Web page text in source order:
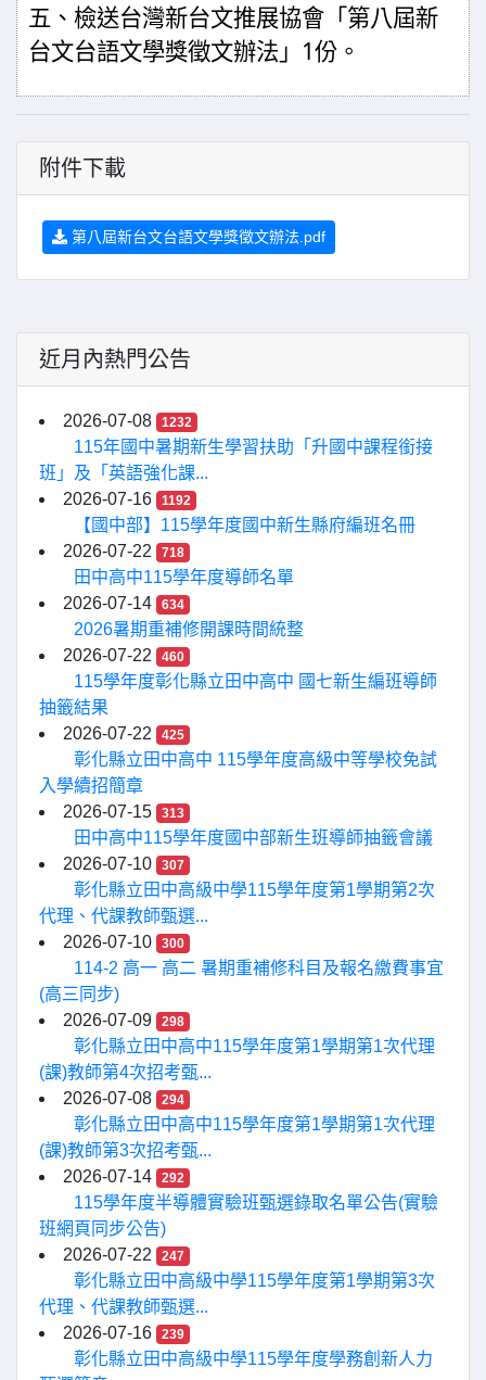
五、檢送台灣新台文推展協會「第八屆新
台文台語文學獎徵文辦法」 1份。
附件下載
第八屆新台文台語文學獎徵文辦法.pdf
近月內熱門公告
2026-07-08 1232
115年國中暑期新生學習扶助「升國中課程銜接
班」及「英語強化課...
2026-07-16
1192
【國中部】115學年度國中新生縣府編班名冊
2026-07-22
718
田中高中115學年度導師名單
2026-07-14
634
2026暑期重補修開課時間統整
2026-07-22
460
115學年度彰化縣立田中高中 國七新生編班導師
抽籤結果
2026-07-22
425
彰化縣立田中高中 115學年度高級中等學校免試
入學續招簡章
2026-07-15
313
田中高中115學年度國中部新生班導師抽籤會議
2026-07-10
307
彰化縣立田中高級中學115學年度第1學期第2次
代理、代課教師甄選...
2026-07-10
300
114-2 高一 高二 暑期重補修科目及報名繳費事宜
(高三同步)
2026-07-09
298
彰化縣立田中高中115學年度第1學期第1次代理
(課)教師第4次招考甄...
2026-07-08
294
彰化縣立田中高中115學年度第1學期第1次代理
(課)教師第3次招考甄...
2026-07-14
292
115學年度半導體實驗班甄選錄取名單公告(實驗
班網頁同步公告)
2026-07-22
247
彰化縣立田中高級中學115學年度第1學期第3次
代理、代課教師甄選...
2026-07-16
239
彰化縣立田中高級中學115學年度學務創新人力